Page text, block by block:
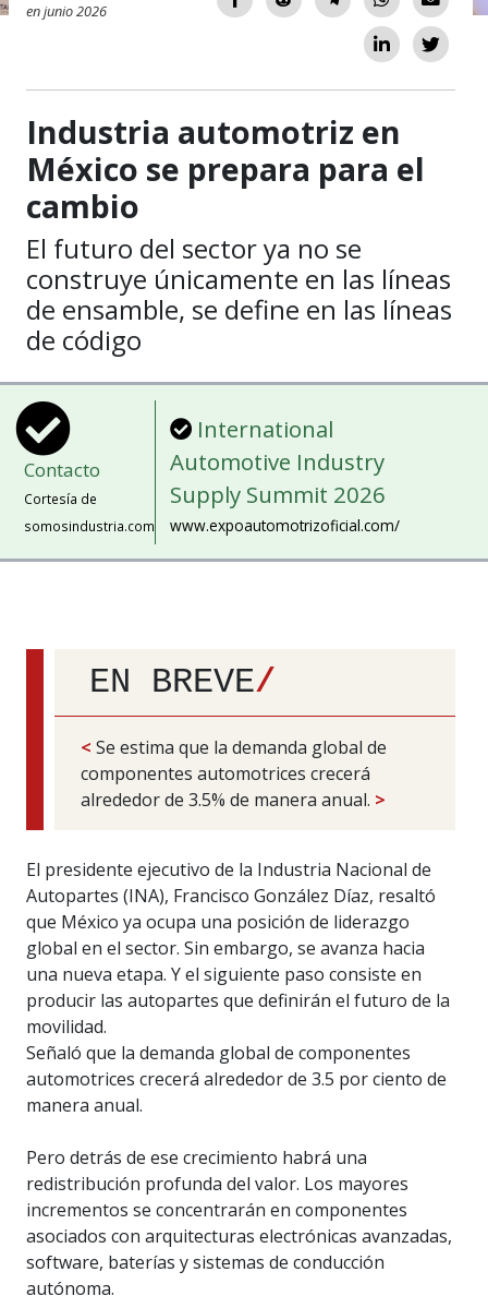
en junio 2026
Industria automotriz en
México se prepara para el
cambio
El futuro del sector ya no se
construye únicamente en las líneas
de ensamble, se define en las líneas
de código
Contacto
Cortesía de
somosindustria.com
International
Automotive Industry
Supply Summit 2026
www.expoautomotrizoficial.com/
EN BREVE/
< Se estima que la demanda global de
componentes automotrices crecerá
alrededor de 3.5% de manera anual. >
El presidente ejecutivo de la Industria Nacional de
Autopartes (INA), Francisco González Díaz, resaltó
que México ya ocupa una posición de liderazgo
global en el sector. Sin embargo, se avanza hacia
una nueva etapa. Y el siguiente paso consiste en
producir las autopartes que definirán el futuro de la
movilidad.
Señaló que la demanda global de componentes
automotrices crecerá alrededor de 3.5 por ciento de
manera anual.
Pero detrás de ese crecimiento habrá una
redistribución profunda del valor. Los mayores
incrementos se concentrarán en componentes
asociados con arquitecturas electrónicas avanzadas,
software, baterías y sistemas de conducción
autónoma.